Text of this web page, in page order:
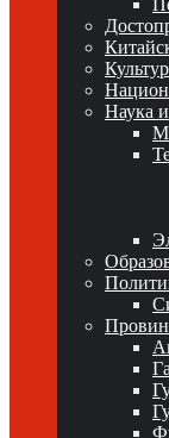
Наука